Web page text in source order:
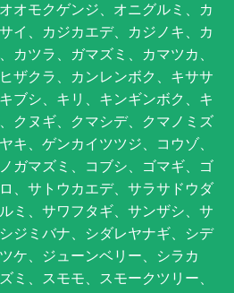
オモクゲンジ、オニグルミ、カ
イ、カジカエデ、カジノキ、カ
カツラ、ガマズミ、カマツカ、
ザクラ、カンレンボク、キササ
ブシ、キリ、キンギンボク、キ
クヌギ、クマシデ、クマノミズ
キ、ゲンカイツツジ、コウゾ、
ガマズミ、コブシ、ゴマギ、ゴ
、サトウカエデ、サラサドウダ
ミ、サワフタギ、サンザシ、サ
ジミバナ、シダレヤナギ、シデ
ケ、ジューンベリー、シラカ
ミ、スモモ、スモークツリー、